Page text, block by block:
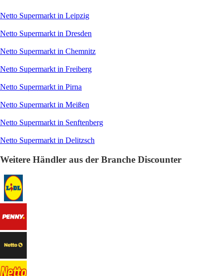
Netto Supermarkt in Leipzig
Netto Supermarkt in Dresden
Netto Supermarkt in Chemnitz
Netto Supermarkt in Freiberg
Netto Supermarkt in Pirna
Netto Supermarkt in Meißen
Netto Supermarkt in Senftenberg
Netto Supermarkt in Delitzsch
Weitere Händler aus der Branche Discounter